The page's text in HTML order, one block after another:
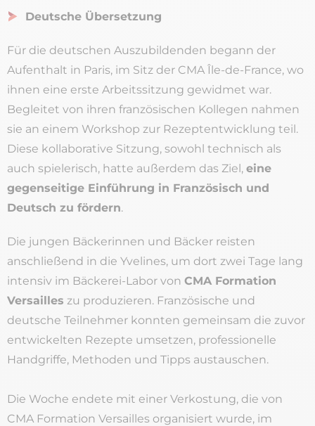
Deutsche Übersetzung
Für die deutschen Auszubildenden begann der
Aufenthalt in Paris, im Sitz der CMA Île-de-France, wo
ihnen eine erste Arbeitssitzung gewidmet war.
Begleitet von ihren französischen Kollegen nahmen
sie an einem Workshop zur Rezeptentwicklung teil.
Diese kollaborative Sitzung, sowohl technisch als
auch spielerisch, hatte außerdem das Ziel, eine
gegenseitige Einführung in Französisch und
Deutsch zu fördern.
Die jungen Bäckerinnen und Bäcker reisten
anschließend in die Yvelines, um dort zwei Tage lang
intensiv im Bäckerei-Labor von CMA Formation
Versailles zu produzieren. Französische und
deutsche Teilnehmer konnten gemeinsam die zuvor
entwickelten Rezepte umsetzen, professionelle
Handgriffe, Methoden und Tipps austauschen.
Die Woche endete mit einer Verkostung, die von
CMA Formation Versailles organisiert wurde, im